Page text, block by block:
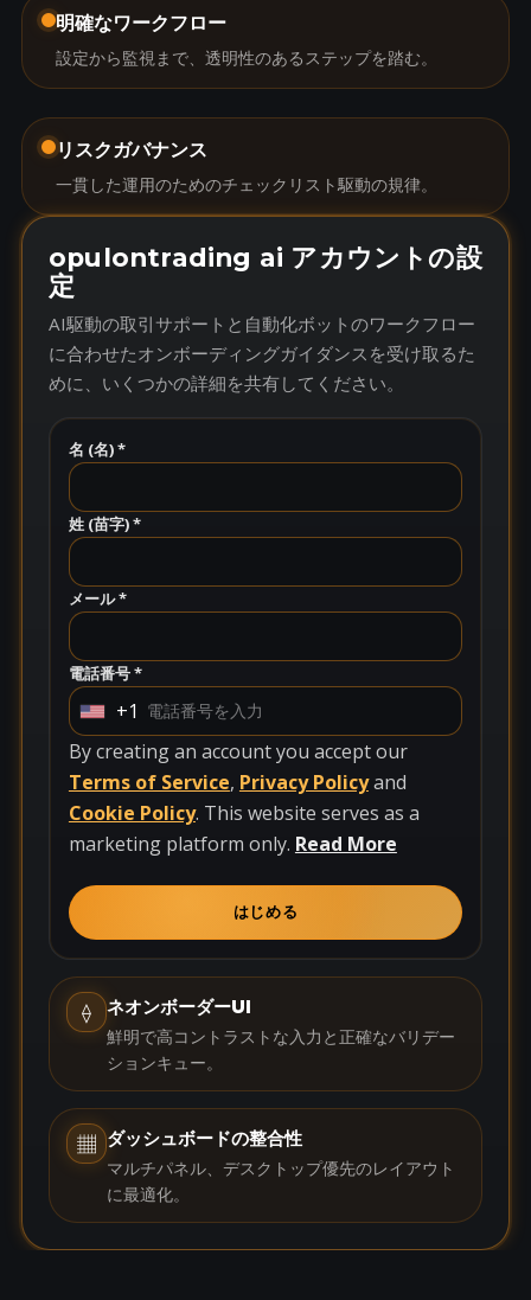
明確なワークフロー
設定から監視まで、透明性のあるステップを踏む。
リスクガバナンス
一貫した運用のためのチェックリスト駆動の規律。
opulontrading ai アカウントの設
定
AI駆動の取引サポートと自動化ボットのワークフロー
に合わせたオンボーディングガイダンスを受け取るた
めに、いくつかの詳細を共有してください。
名 (名) *
姓 (苗字) *
メール *
電話番号 *
U
n
i
t
e
t
a
t
e
+
1
+1
By creating an account you accept our
Terms of Service, Privacy Policyand
Cookie Policy. This website serves as a
marketing platform only. Read More
はじめる
⟠
ネオンボーダーUI
鮮明で高コントラストな入力と正確なバリデー
ションキュー。
▦ ダッシュボードの整合性
マルチパネル、デスクトップ優先のレイアウト
に最適化。